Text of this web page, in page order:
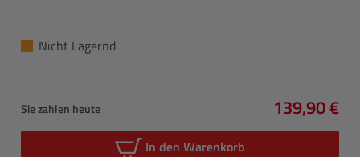
Nicht Lagernd
Sie zahlen heute
Regulärer
139,90 €
In den Warenkorb